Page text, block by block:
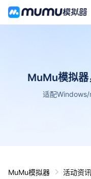
MuMu模拟器
适配Windows/
MuMu模拟器 活动资讯